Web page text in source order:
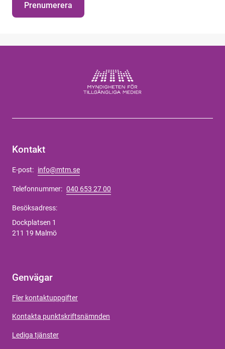
Prenumerera
Kontakt
E-post: info@mtm.se
Telefonnummer: 040 653 27 00
Besöksadress:
Dockplatsen 1
211 19 Malmö
Genvägar
Fler kontaktuppgifter
Kontakta punktskriftsnämnden
Lediga tjänster